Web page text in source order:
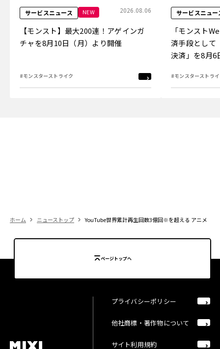
サービスニュース NEW 2026.08.06
【モンスト】最大200連！アゲインガ
チャを8月10日（月）より開催
#モンスターストライク
サービスニュー
「モンスト
済手段として
決済」を8月6
#モンスターストラ
ホーム ニューストップ YouTube世界累計再生回数3億回※を超える アニメ「
ページトップへ
プライバシーポリシー
他社商標・著作物について
サイト利用規約